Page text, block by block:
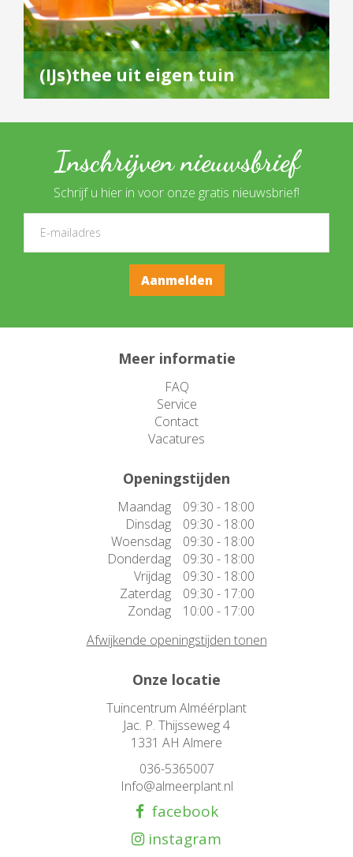
(IJs)thee uit eigen tuin
Inschrijven nieuwsbrief
Schrijf u hier in voor onze gratis nieuwsbrief!
Meer informatie
FAQ
Service
Contact
Vacatures
Openingstijden
Maandag
09:30 - 18:00
Dinsdag
09:30 - 18:00
Woensdag
09:30 - 18:00
Donderdag
09:30 - 18:00
Vrijdag
09:30 - 18:00
Zaterdag
09:30 - 17:00
Zondag
10:00 - 17:00
Afwijkende openingstijden tonen
Onze locatie
Tuincentrum Alméérplant
Jac. P. Thijsseweg 4
1331 AH Almere
036-5365007
Info@almeerplant.nl
facebook
instagram